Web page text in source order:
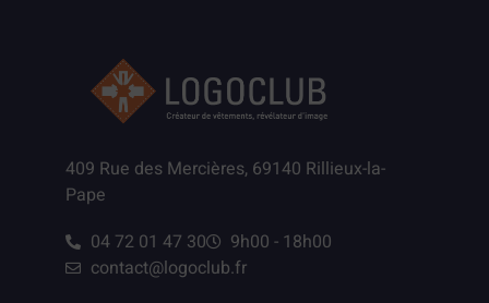
409 Rue des Mercières, 69140 Rillieux-la-
Pape
04 72 01 47 30
9h00 - 18h00
contact@logoclub.fr